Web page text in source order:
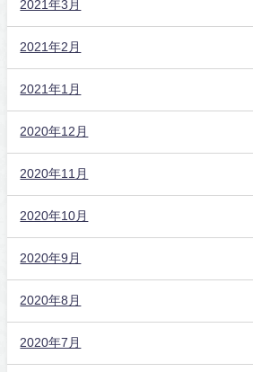
2021年3月
2021年2月
2021年1月
2020年12月
2020年11月
2020年10月
2020年9月
2020年8月
2020年7月